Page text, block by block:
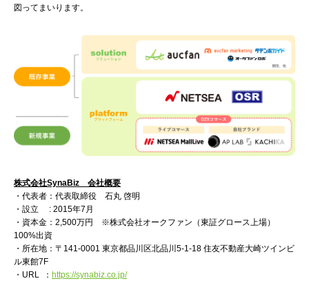
図ってまいります。
株式会社SynaBiz 会社概要
・代表者：代表取締役 石丸 啓明
・設立 : 2015年7月
・資本金：2,500万円 ※株式会社オークファン（東証グロース上場）
100%出資
・所在地：〒141-0001 東京都品川区北品川5-1-18 住友不動産大崎ツインビ
ル東館7F
・URL ： https://synabiz.co.jp/